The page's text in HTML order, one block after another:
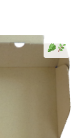
Senf